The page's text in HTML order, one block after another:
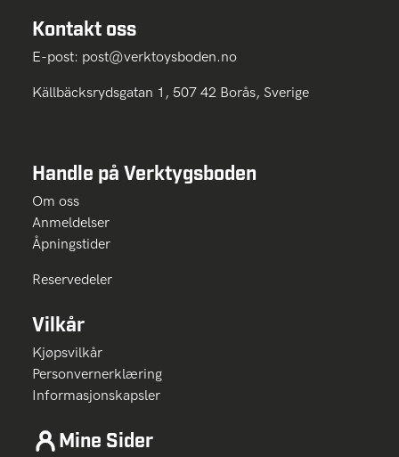
Kontakt oss
E-post: post@verktoysboden.no
Källbäcksrydsgatan 1, 507 42 Borås, Sverige
Handle på Verktygsboden
Om oss
Anmeldelser
Åpningstider
Reservedeler
Vilkår
Kjøpsvilkår
Personvernerklæring
Informasjonskapsler
Mine Sider